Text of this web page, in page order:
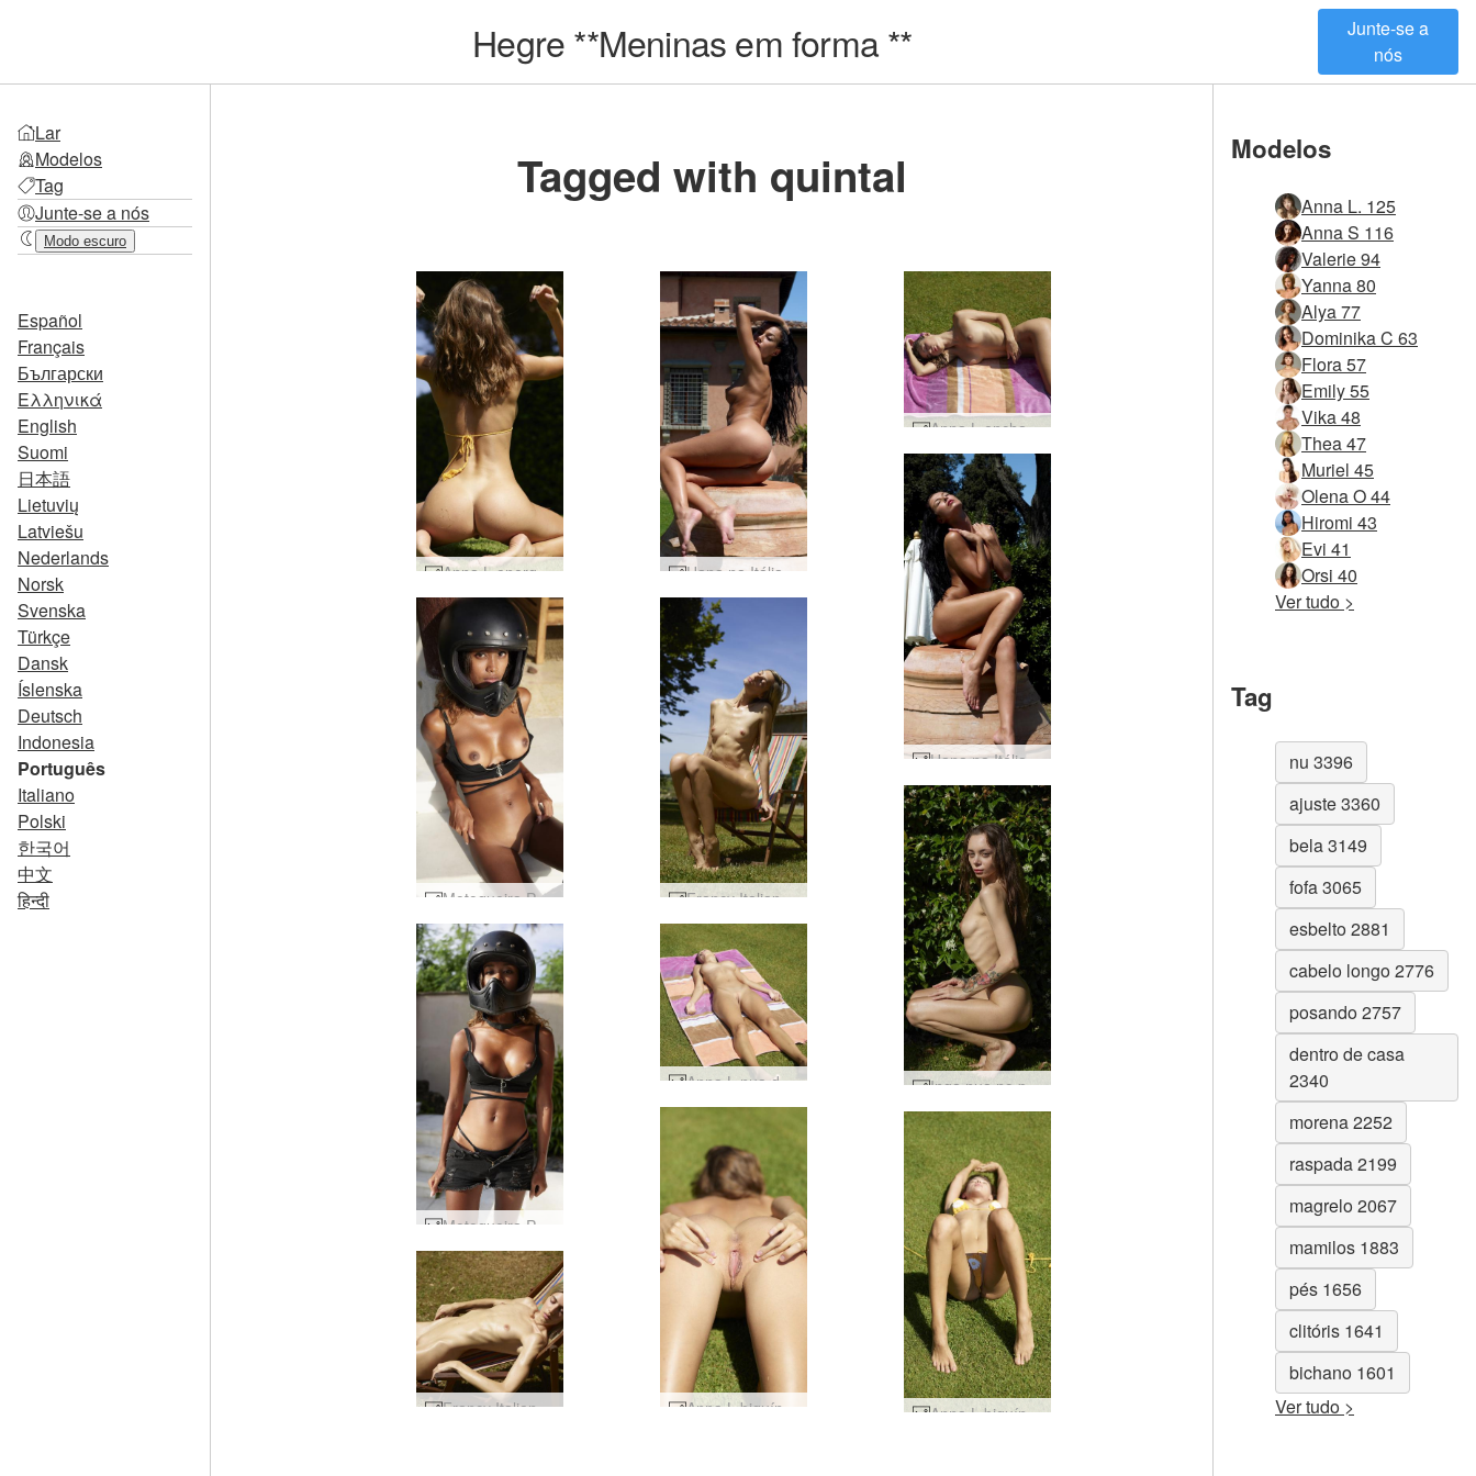
Hegre **Meninas em forma **
Junte-se a
nós
Lar
Modelos
Tag
Junte-se a nós
Modo escuro
Español
Français
Български
Ελληνικά
English
Suomi
日本語
Lietuvių
Latviešu
Nederlands
Norsk
Svenska
Türkçe
Dansk
Íslenska
Deutsch
Indonesia
Português
Italiano
Polski
한국어
中文
हिन्दी
Tagged with quintal
Anna L energia verde #14
Anna L encharcada #35
Hana na Itália #19
Motoqueira Putri Bali #48 Francy Italian Summer #21
Inga nua no parque #45
Anna L nua de bronzeamento #4
Anna L biquíni amarelo #46
Francy Italian Summer #33
Modelos
Anna L. 125
Anna S 116
Valerie 94
Yanna 80
Alya 77
Dominika C 63
Flora 57
Emily 55
Vika 48
Thea 47
Muriel 45
Olena O 44
Hiromi 43
Evi 41
Orsi 40
Ver tudo >
Tag
nu 3396
ajuste 3360
bela 3149
fofa 3065
esbelto 2881
cabelo longo 2776
posando 2757
dentro de casa
2340
morena 2252
raspada 2199
magrelo 2067
mamilos 1883
pés 1656
clitóris 1641
bichano 1601
Ver tudo >